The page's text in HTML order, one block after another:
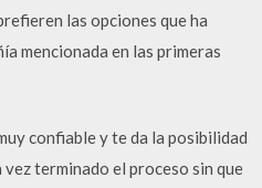
las opciones que ha
mencionada en las primeras
confiable y te da la posibilidad
terminado el proceso sin que